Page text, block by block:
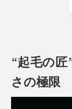
“起毛の
さの極限